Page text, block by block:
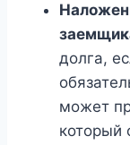
долга,
может
который